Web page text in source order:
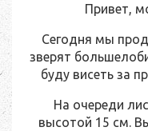
Привет,
Сегодня мы
зверят
буду висеть за
На очереди
высотой 15 см.